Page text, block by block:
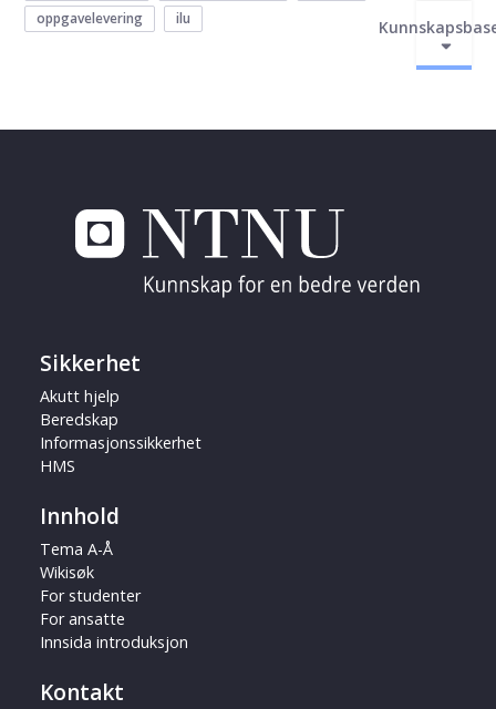
oppgavelevering
ilu
Sikkerhet
Akutt hjelp
Beredskap
Informasjonssikkerhet
HMS
Innhold
Tema A-Å
Wikisøk
For studenter
For ansatte
Innsida introduksjon
Kontakt